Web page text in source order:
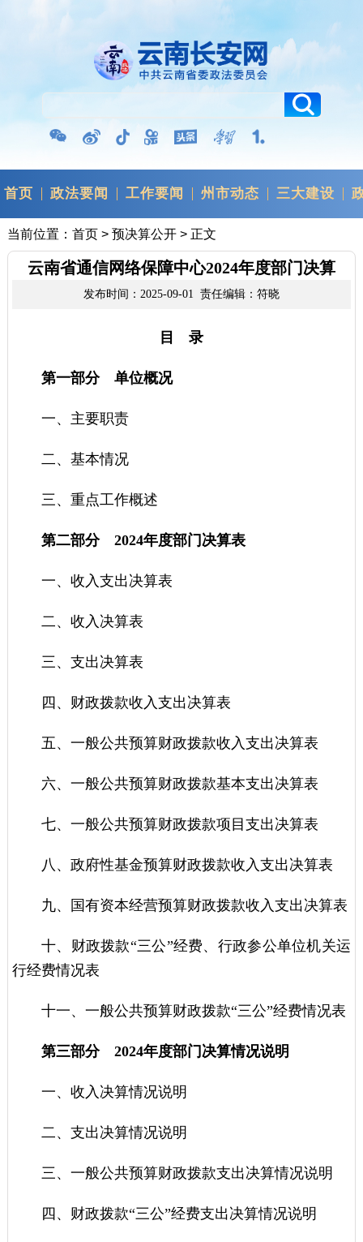
首页 政法要闻 工作要闻 州市动态 三大建设
当前位置： 首页> 预决算公开> 正文
云南省通信网络保障中心2024年度部门决算
发布时间：2025-09-01 责任编辑：符晓
目 录
第一部分 单位概况
一、主要职责
二、基本情况
三、重点工作概述
第二部分 2024年度部门决算表
一、收入支出决算表
二、收入决算表
三、支出决算表
四、财政拨款收入支出决算表
五、一般公共预算财政拨款收入支出决算表
六、一般公共预算财政拨款基本支出决算表
七、一般公共预算财政拨款项目支出决算表
八、政府性基金预算财政拨款收入支出决算表
九、国有资本经营预算财政拨款收入支出决算表
十、财政拨款“三公”经费、行政参公单位机关运
行经费情况表
十一、一般公共预算财政拨款“三公”经费情况表
第三部分 2024年度部门决算情况说明
一、收入决算情况说明
二、支出决算情况说明
三、一般公共预算财政拨款支出决算情况说明
四、财政拨款“三公”经费支出决算情况说明